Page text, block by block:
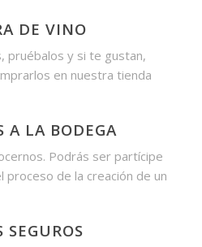
DE VINO
pruébalos y si te gustan,
en nuestra tienda
A LA BODEGA
Podrás ser partícipe
proceso de la creación de un
SEGUROS